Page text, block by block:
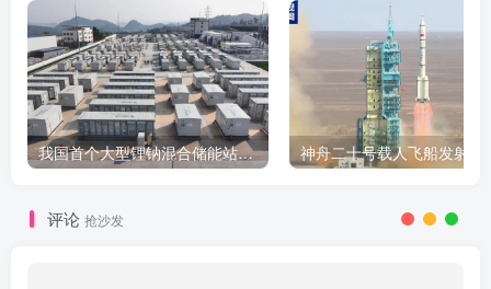
我国首个大型锂钠混合储能站投产，开启储能新时代
评论 抢沙发